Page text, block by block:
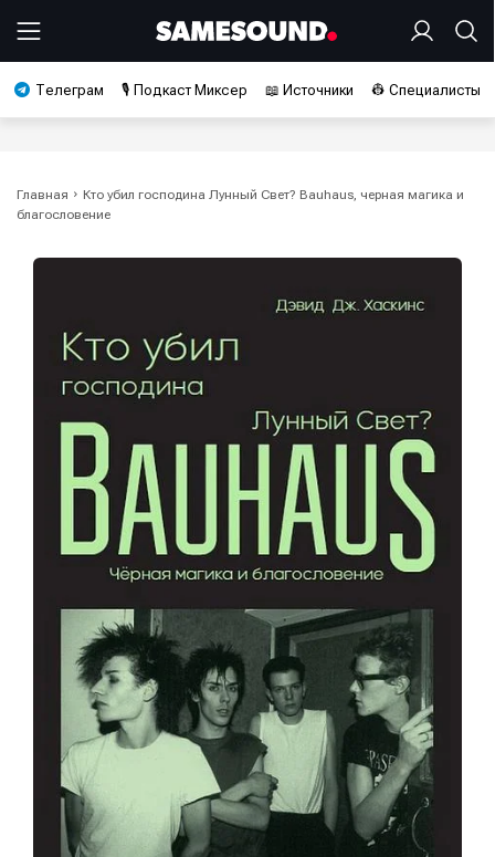
Телеграм 🎙️ Подкаст Миксер 📖 Источники 👷 Специалисты
Главная
Кто убил господина Лунный Свет? Bauhaus, черная магика и
благословение